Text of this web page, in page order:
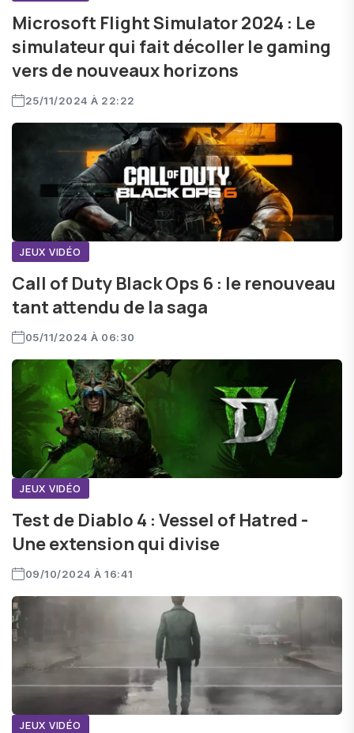
Microsoft Flight Simulator 2024 : Le
simulateur qui fait décoller le gaming
vers de nouveaux horizons
25/11/2024 À 22:22
JEUX VIDÉO
Call of Duty Black Ops 6 : le renouveau
tant attendu de la saga
05/11/2024 À 06:30
JEUX VIDÉO
Test de Diablo 4 : Vessel of Hatred -
Une extension qui divise
09/10/2024 À 16:41
JEUX VIDÉO